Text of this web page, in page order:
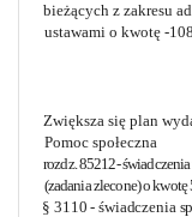
bieżących z zakresu
ustawami o kwotę -
Zwiększa się plan
Pomoc społeczna
rozdz. 85212-
(zadania zlecone) o kwotę
§ 3110 - świadczenia